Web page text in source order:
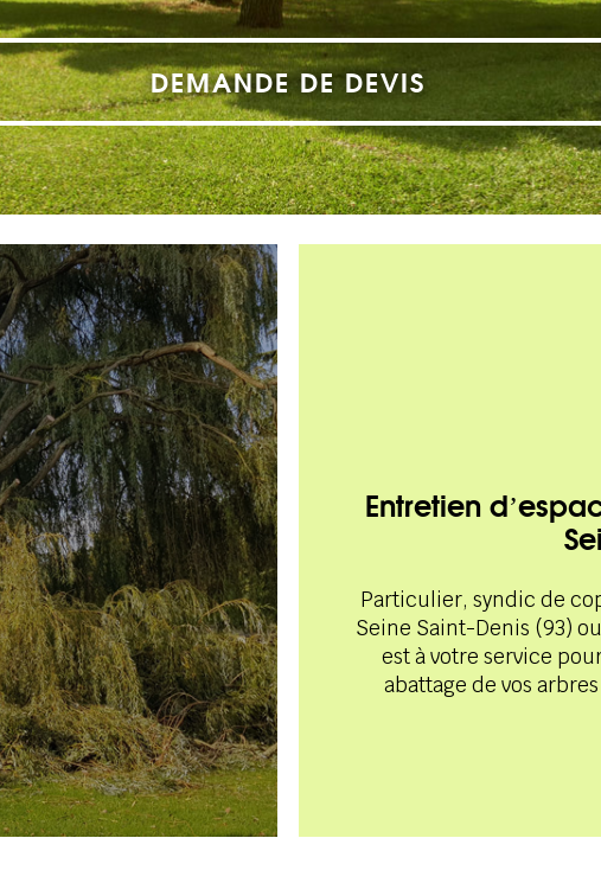
DEMANDE DE DEVIS
Entretien
Particulier, syndic de
Seine Saint-Denis (93)
est à votre service
abattage de vos